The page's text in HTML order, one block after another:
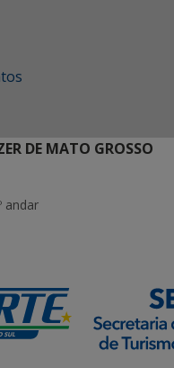
DE MATO GROSSO
andar